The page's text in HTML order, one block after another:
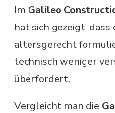
Im Galileo
hat sich gezeigt,
altersgerecht
technisch weniger
überfordert.
Vergleicht man die